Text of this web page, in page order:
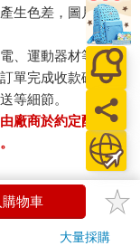
生色差，圖片僅供
、運動器材等）及
單完成收款確認
等細節。
廠商於約定配送時
話要求您前往
當！
購物車
大量採購